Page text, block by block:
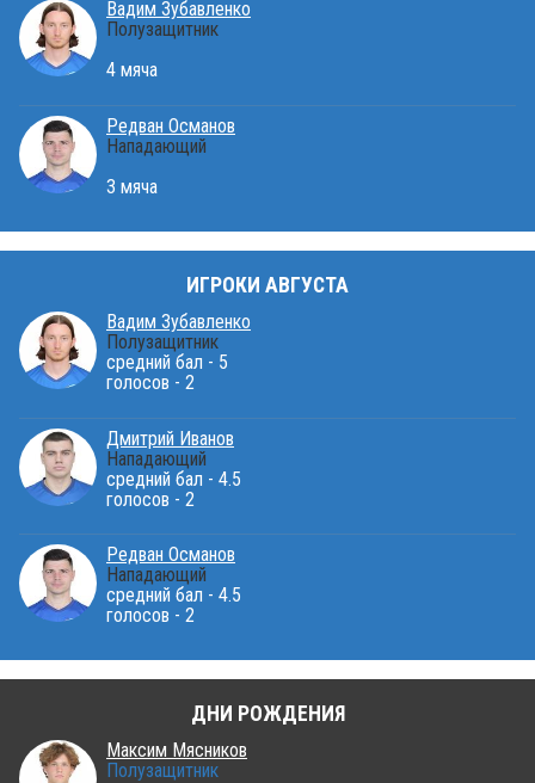
Вадим Зубавленко
Полузащитник
4 мяча
Редван Османов
Нападающий
3 мяча
ИГРОКИ АВГУСТА
Вадим Зубавленко
Полузащитник
средний бал - 5
голосов - 2
Дмитрий Иванов
Нападающий
средний бал - 4.5
голосов - 2
Редван Османов
Нападающий
средний бал - 4.5
голосов - 2
ДНИ РОЖДЕНИЯ
Максим Мясников
Полузащитник